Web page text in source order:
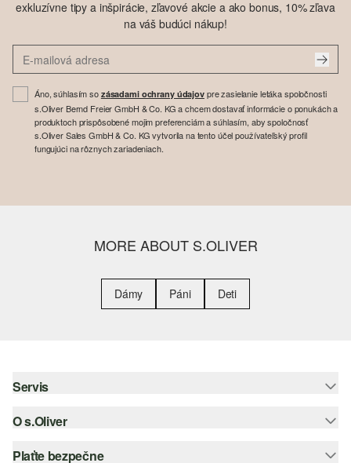
exkluzívne tipy a inšpirácie, zľavové akcie a ako bonus, 10% zľava
na váš budúci nákup!
Áno, súhlasím so zásadami ochrany údajovpre zasielanie letáka spoločnosti
s.Oliver Bernd Freier GmbH & Co. KG a chcem dostavať informácie o ponukách a
produktoch prispôsobené mojim preferenciám a súhlasím, aby spoločnosť
s.Oliver Sales GmbH & Co. KG vytvorila na tento účel používateľský profil
fungujúci na rôznych zariadeniach.
MORE ABOUT S.OLIVER
Dámy Páni Deti
Servis
Pomoc a FAQ
Nápoveda k veľkostiam
O s.Oliver
Leták
Plaťte bezpečne